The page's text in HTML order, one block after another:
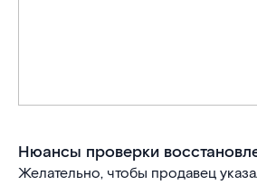
Нюансы проверки
Желательно, чтобы продавец